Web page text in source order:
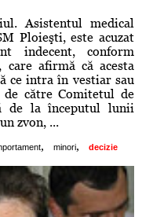
Asistentul medical
Ploieşti, este acuzat
indecent, conform
afirmă că acesta
ce intra în vestiar sau
către Comitetul de
de la începutul lunii
zvon, ...
, minori, decizie